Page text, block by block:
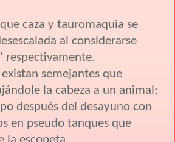
caza y tauromaquia se
al considerarse
respectivamente.
semejantes que
la cabeza a un animal;
después del desayuno con
en pseudo tanques que